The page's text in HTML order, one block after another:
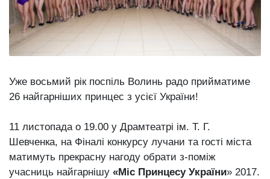
залишив у
Луцьку
три...
27 Липня 2026
Аншлаг і
рекорд:
концерт
Оле...
26 Липня 2026
Всі розділи
Персона
Лайф
Уже восьмий рік поспіль Волинь радо прийматиме
26 найгарніших принцес з усієї України!
11 листопада о 19.00 у Драмтеатрі ім. Т. Г.
Шевченка, на Фіналі конкурсу лучани та гості міста
матимуть прекрасну нагоду обрати з-поміж
учасниць найгарнішу «Міс Принцесу України» 2017.